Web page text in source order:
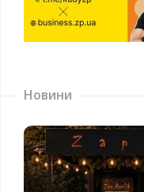
Новини